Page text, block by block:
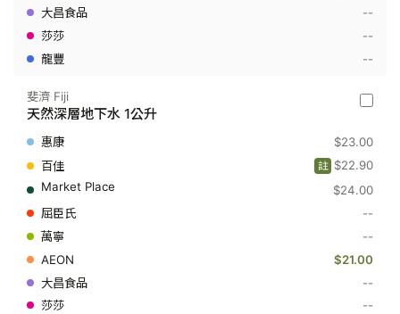
--
--
--
斐
Fiji
-
天
深
下
1
斐濟 Fiji
天然深層地下水 1公升
$23.00
$22.90
註
$24.00
--
--
$21.00
--
--